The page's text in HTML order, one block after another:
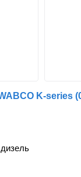
дизель